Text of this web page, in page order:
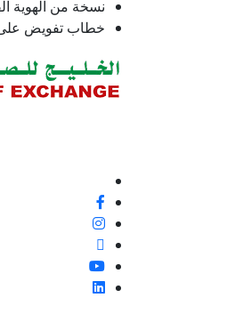
نسخة من الهوية
خطاب تفويض على